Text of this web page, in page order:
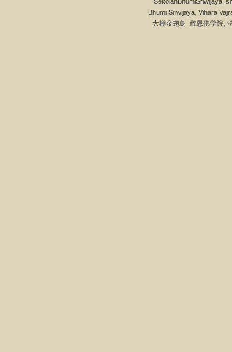
Bhumi Sriwijaya Vihara
大棚金翅鳥 敬恩佛学院